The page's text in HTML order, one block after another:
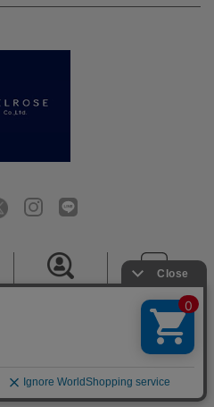
お問い合せ
特定商取引法に基づく表記
RIGHTS RESERVED.